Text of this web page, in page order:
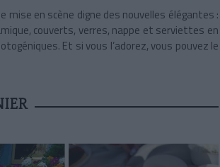
mise en scène digne des nouvelles élégantes :
couverts, verres, nappe et serviettes en
Et si vous l’adorez, vous pouvez le